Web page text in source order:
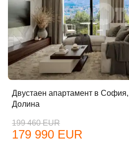
Двустаен апартамент в
Долина
199 460 EUR
179 990 EUR